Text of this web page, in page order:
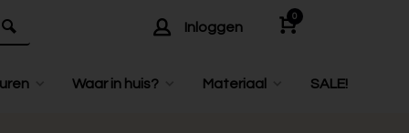
Inloggen
0
Waar in huis? Materiaal SALE!